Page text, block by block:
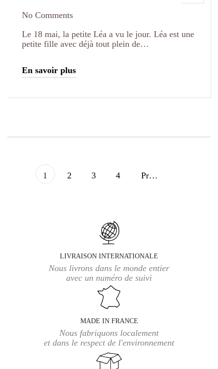
No Comments
Le 18 mai, la petite Léa a vu le jour. Léa est une
petite fille avec déjà tout plein de…
En savoir plus
1 2 3 4 Prochain
LIVRAISON INTERNATIONALE
Nous livrons dans le monde entier
avec un numéro de suivi
MADE IN FRANCE
Nous fabriquons localement
et dans le respect de l'environnement